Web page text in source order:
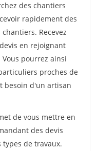
des chantiers
rapidement des
Recevez
en rejoignant
pourrez ainsi
proches de
besoin d'un artisan
de vous mettre en
des devis
de travaux.